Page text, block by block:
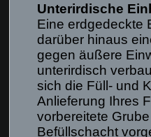
Unterirdische
Eine erdgedeckte
darüber hinaus
gegen äußere
unterirdisch
sich die Füll- und
Anlieferung Ihres
vorbereitete
Befüllschacht